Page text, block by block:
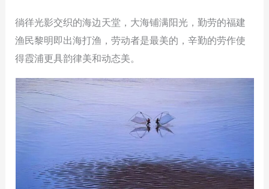
徜徉光影交织的海边天堂，大海铺满阳光，勤劳的福建
渔民黎明即出海打渔，劳动者是最美的，辛勤的劳作使
得霞浦更具韵律美和动态美。